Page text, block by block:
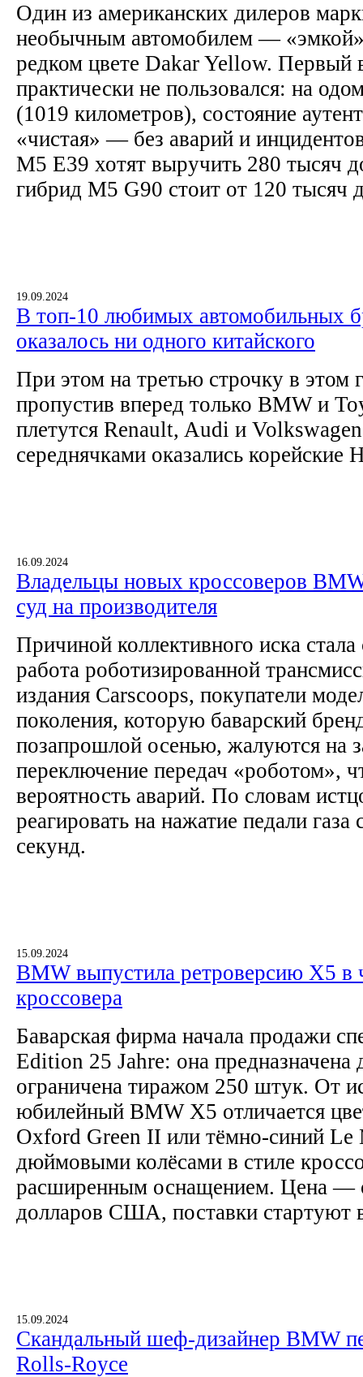
Один из американских дилеров
необычным автомобилем —
редком цвете Dakar Yellow. Первый
практически не пользовался: на
(1019 километров), состояние
«чистая» — без аварий и
M5 E39 хотят выручить 280 тысяч
гибрид M5 G90 стоит от 120 тысяч
19.09.2024
В топ-10 любимых автомобильных
оказалось ни одного китайского
При этом на третью строчку в этом
пропустив вперед только BMW и
плетутся Renault, Audi и
середнячками оказались корейские
16.09.2024
Владельцы новых кроссоверов
суд на производителя
Причиной коллективного иска
работа роботизированной
издания Carscoops, покупатели
поколения, которую баварский
позапрошлой осенью, жалуются на
переключение передач «роботом»,
вероятность аварий. По словам
реагировать на нажатие педали
секунд.
15.09.2024
BMW выпустила ретроверсию X5 в
кроссовера
Баварская фирма начала продажи
Edition 25 Jahre: она
ограничена тиражом 250 штук. От
юбилейный BMW X5 отличается
Oxford Green II или тёмно-синий Le
дюймовыми колёсами в стиле
расширенным оснащением. Цена —
долларов США, поставки стартуют
15.09.2024
Скандальный шеф-дизайнер BMW
Rolls-Royce